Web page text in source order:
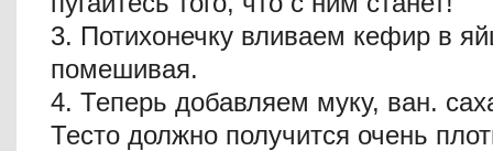
3. Потихонечку вливаем кефир в
помешивая.
4. Теперь добавляем муку, ван.
Тесто должно получится очень